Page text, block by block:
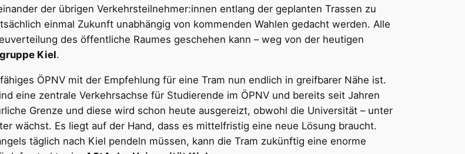
der übrigen Verkehrsteilnehmer:innen entlang der geplanten Trassen zu
einmal Zukunft unabhängig von kommenden Wahlen gedacht werden. Alle
des öffentliche Raumes geschehen kann – weg von der heutigen
Kiel.
ÖPNV mit der Empfehlung für eine Tram nun endlich in greifbarer Nähe ist.
eine zentrale Verkehrsachse für Studierende im ÖPNV und bereits seit Jahren
Grenze und diese wird schon heute ausgereizt, obwohl die Universität – unter
wächst. Es liegt auf der Hand, dass es mittelfristig eine neue Lösung braucht.
täglich nach Kiel pendeln müssen, kann die Tram zukünftig eine enorme